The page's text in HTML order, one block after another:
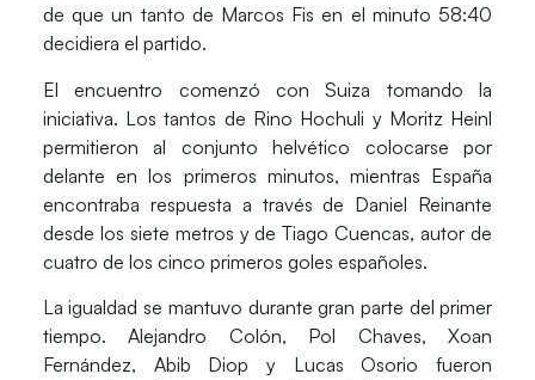
de que un tanto de Marcos Fis en el minuto 58:40
decidiera el partido.
El encuentro comenzó con Suiza tomando la
iniciativa. Los tantos de Rino Hochuli y Moritz Heinl
permitieron al conjunto helvético colocarse por
delante en los primeros minutos, mientras España
encontraba respuesta a través de Daniel Reinante
desde los siete metros y deTiago Cuencas, autor de
cuatro de los cinco primeros goles españoles.
La igualdad se mantuvo durante gran parte del primer
tiempo.Alejandro Colón, Pol Chaves,Xoan
Fernández, Abib Diop y Lucas Osorio fueron